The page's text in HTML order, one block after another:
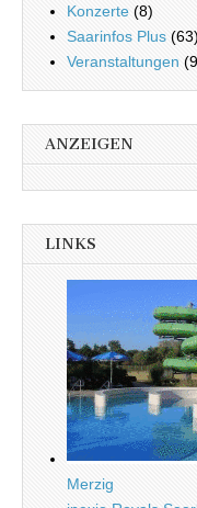
Konzerte (8)
Saarinfos Plus (63)
Veranstaltungen
ANZEIGEN
LINKS
Merzig